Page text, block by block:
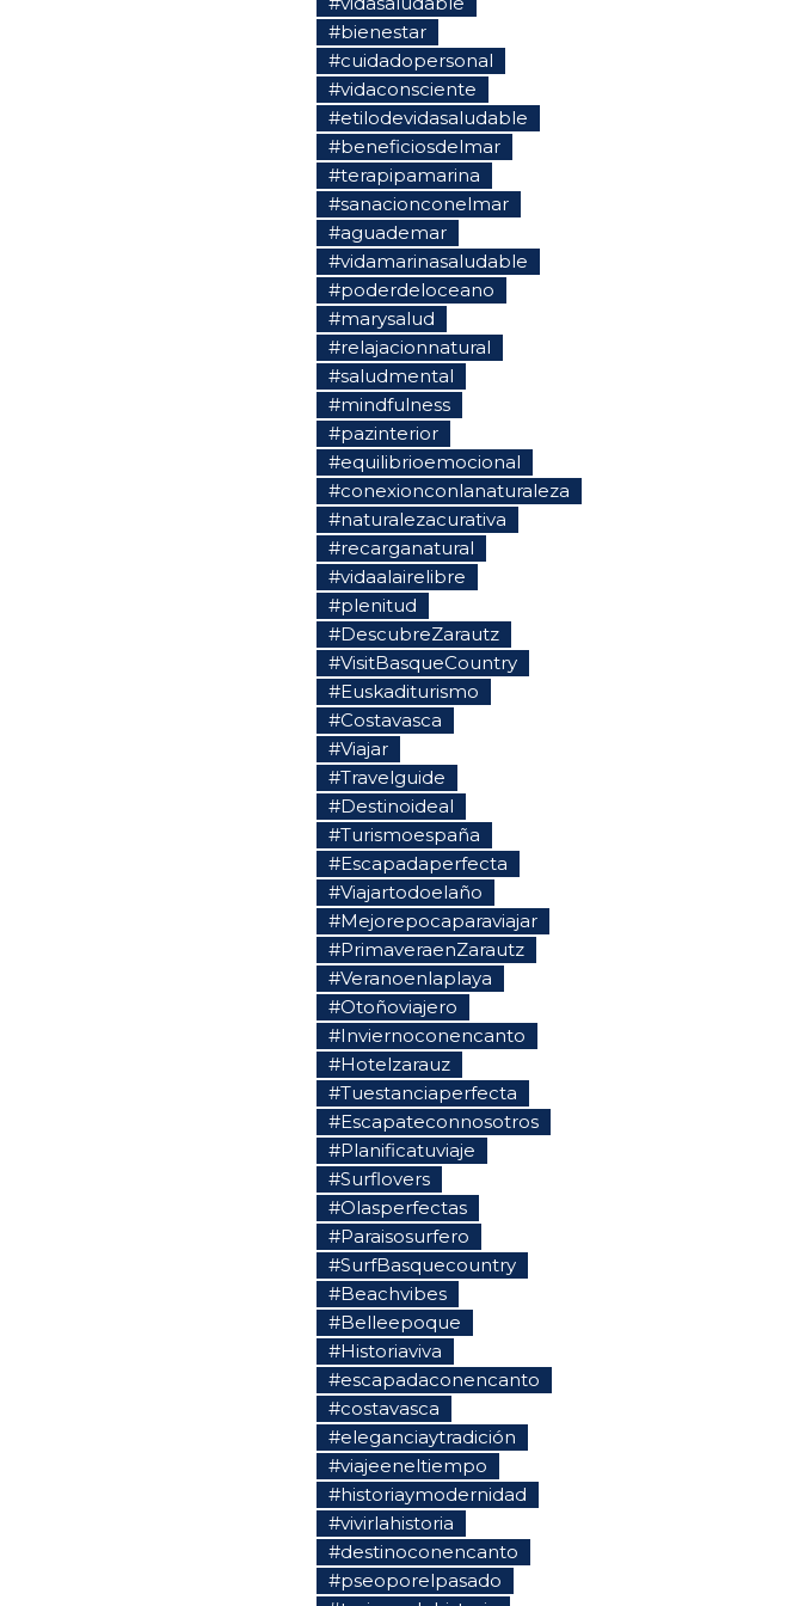
#bienestar
#cuidadopersonal
#vidaconsciente
#etilodevidasaludable
#beneficiosdelmar
#terapipamarina
#sanacionconelmar
#aguademar
#vidamarinasaludable
#poderdeloceano
#marysalud
#relajacionnatural
#saludmental
#mindfulness
#pazinterior
#equilibrioemocional
#conexionconlanaturaleza
#naturalezacurativa
#recarganatural
#vidaalairelibre
#plenitud
#DescubreZarautz
#VisitBasqueCountry
#Euskaditurismo
#Costavasca
#Viajar
#Travelguide
#Destinoideal
#Turismoespaña
#Escapadaperfecta
#Viajartodoelaño
#Mejorepocaparaviajar
#PrimaveraenZarautz
#Veranoenlaplaya
#Otoñoviajero
#Inviernoconencanto
#Hotelzarauz
#Tuestanciaperfecta
#Escapateconnosotros
#Planificatuviaje
#Surflovers
#Olasperfectas
#Paraisosurfero
#SurfBasquecountry
#Beachvibes
#Belleepoque
#Historiaviva
#escapadaconencanto
#costavasca
#eleganciaytradición
#viajeeneltiempo
#historiaymodernidad
#vivirlahistoria
#destinoconencanto
#pseoporelpasado